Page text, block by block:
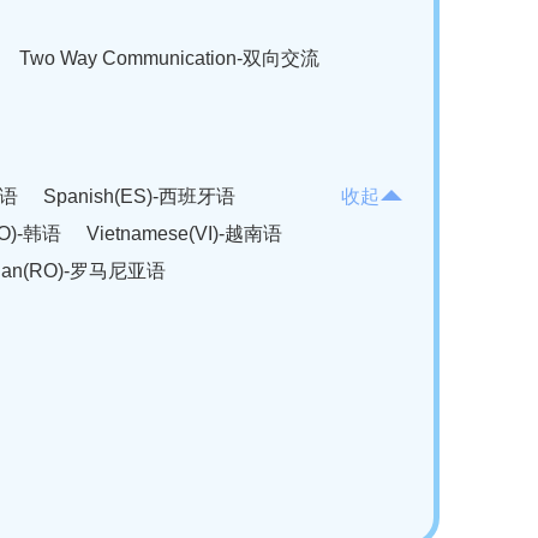
Two Way Communication-双向交流
Spanish(ES)-西班牙语
韩语
Vietnamese(VI)-越南语
罗马尼亚语
收起